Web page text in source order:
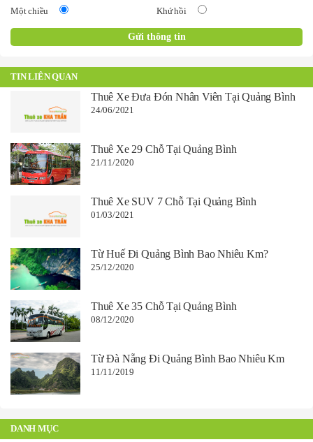
Một chiều Khứ hồi
TIN LIÊN QUAN
Thuê Xe Đưa Đón Nhân Viên Tại Quảng Bình
24/06/2021
Thuê Xe 29 Chỗ Tại Quảng Bình
21/11/2020
Thuê Xe SUV 7 Chỗ Tại Quảng Bình
01/03/2021
Từ Huế Đi Quảng Bình Bao Nhiêu Km?
25/12/2020
Thuê Xe 35 Chỗ Tại Quảng Bình
08/12/2020
Từ Đà Nẵng Đi Quảng Bình Bao Nhiêu Km
11/11/2019
DANH MỤC